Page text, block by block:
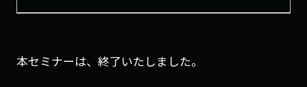
本セミナーは、終了いたしました。